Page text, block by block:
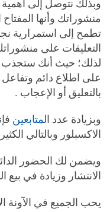
وبذلك نتوصل إلى
منشوراتك وأنها المفتاح
تطمح إلى استمرارية
التعليقات على
لذلك؛ حيث أنك ستجذب
على اطلاع دائم
بالتعليق أو الإعجاب .
وبزيادة عدد المتابعين
الاكسبلور وبالتالي
ويضمن لك الحضور
الانتشار وزيادة في بيع
يحب الجميع في الآونة